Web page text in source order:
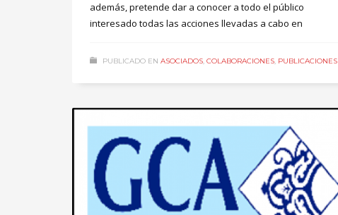
además, pretende dar a conocer a todo el público
interesado todas las acciones llevadas a cabo en
PUBLICADO EN ASOCIADOS, COLABORACIONES, PUBLICACIONES